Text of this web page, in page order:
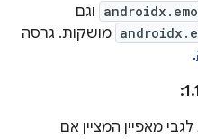
וגם
מושקות. גרסה
.
מאפיין המציין אם